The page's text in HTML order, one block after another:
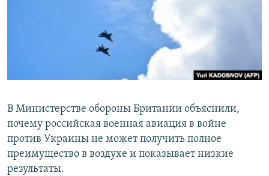
КРЫМ.НЕПОКОРЕННЫЙ
УКРАИНСКАЯ ПРОБЛЕМА КРЫМА
В Министерстве обороны Британии объяснили,
почему российская военная авиация в войне
против Украины не может получить полное
преимущество в воздухе и показывает низкие
результаты.